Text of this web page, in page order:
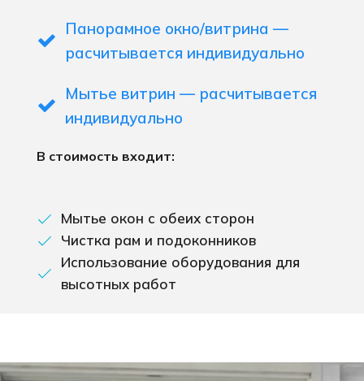
Панорамное окно/витрина —
расчитывается индивидуально
Мытье витрин — расчитывается
индивидуально
В стоимость входит:
Мытье окон с обеих сторон
Чистка рам и подоконников
Использование оборудования для
высотных работ